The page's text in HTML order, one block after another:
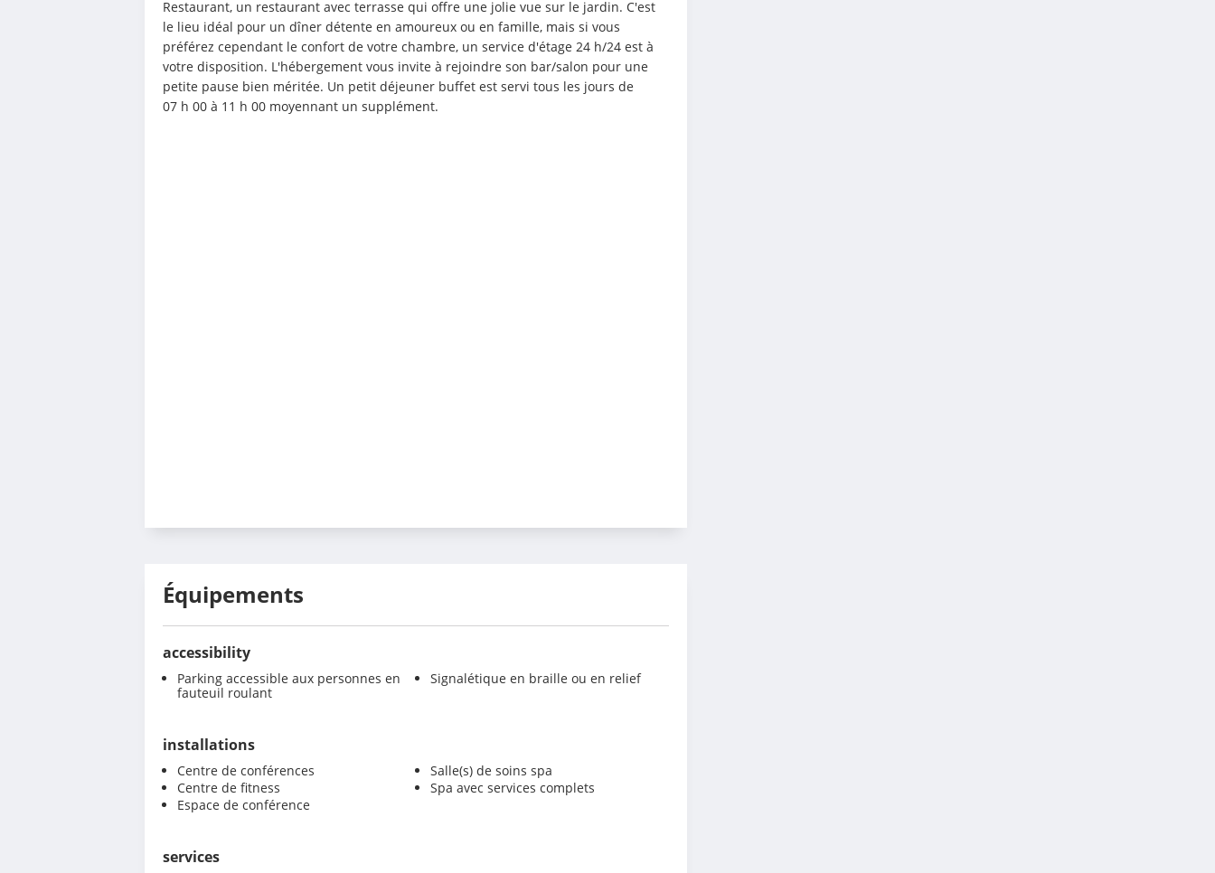
Restaurant, un restaurant avec terrasse qui offre une jolie vue sur le jardin. C'est
le lieu idéal pour un dîner détente en amoureux ou en famille, mais si vous
préférez cependant le confort de votre chambre, un service d'étage 24 h/24 est à
votre disposition. L'hébergement vous invite à rejoindre son bar/salon pour une
petite pause bien méritée. Un petit déjeuner buffet est servi tous les jours de
07 h 00 à 11 h 00 moyennant un supplément.
Équipements
accessibility
Parking accessible aux personnes en
fauteuil roulant
Signalétique en braille ou en relief
installations
Centre de conférences
Centre de fitness
Espace de conférence
Salle(s) de soins spa
Spa avec services complets
services